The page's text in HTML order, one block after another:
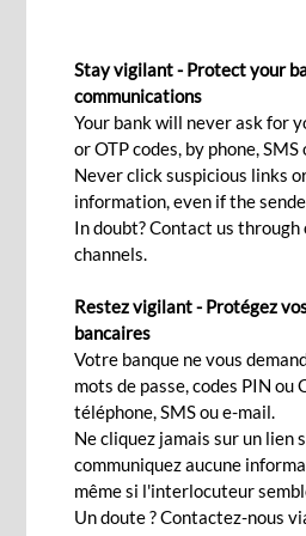
Contactez Nous
Donnez-vous les moyens
machines ou au
équipe de Chargés de
à trouver la meilleure
votre prochain projet.
Notre offre
Stay vigilant - Protect your
communications
Your bank will never ask for
or OTP codes, by phone, SMS
Never click suspicious links
information, even if the
In doubt? Contact us
channels.
Restez vigilant - Protégez
bancaires
Votre banque ne vous
mots de passe, codes PIN ou
téléphone, SMS ou e-mail.
Ne cliquez jamais sur un lien
communiquez aucune
même si l'interlocuteur
Un doute ? Contactez-nous